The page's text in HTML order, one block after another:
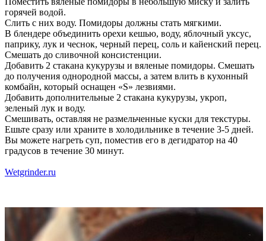
горячей водой.
Слить с них воду. Помидоры должны стать мягкими.
В блендере объединить орехи кешью, воду, яблочный уксус,
паприку, лук и чеснок, черный перец, соль и кайенский перец.
Смешать до сливочной консистенции.
Добавить 2 стакана кукурузы и вяленые помидоры. Смешать
до получения однородной массы, а затем влить в кухонный
комбайн, который оснащен «S» лезвиями.
Добавить дополнительные 2 стакана кукурузы, укроп,
зеленый лук и воду.
Смешивать, оставляя не размельченные куски для текстуры.
Ешьте сразу или храните в холодильнике в течение 3-5 дней.
Вы можете нагреть суп, поместив его в дегидратор на 40
градусов в течение 30 минут.
Wetgrinder.ru